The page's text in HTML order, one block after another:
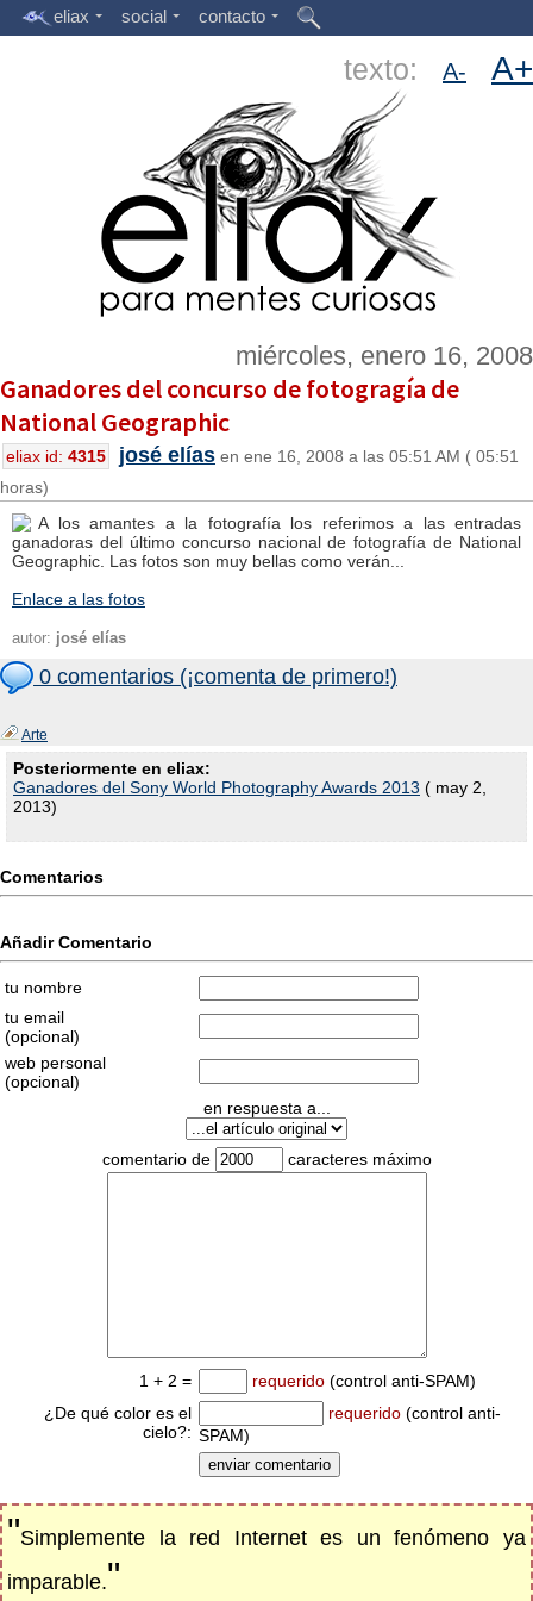
eliax social contacto
texto: A- A+
miércoles, enero 16, 2008
Ganadores del concurso de fotogragía de
National Geographic
eliax id: 4315 josé elías en ene 16, 2008 a las 05:51 AM ( 05:51
horas)
A los amantes a la fotografía los referimos a las entradas
ganadoras del último concurso nacional de fotografía de National
Geographic. Las fotos son muy bellas como verán...
Enlace a las fotos
autor: josé elías
0 comentarios (¡comenta de primero!)
Arte
Posteriormente en eliax:
Ganadores del Sony World Photography Awards 2013 ( may 2,
2013)
Comentarios
Añadir Comentario
tu nombre
tu email
(opcional)
web personal
(opcional)
en respuesta a...
comentario de caracteres máximo
1 + 2 = requerido (control anti-SPAM)
¿De qué color es el
cielo?:
requerido (control anti-
SPAM)
"Simplemente la red Internet es un fenómeno ya
imparable."